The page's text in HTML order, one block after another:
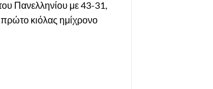
Πανελληνίου με 43-31,
κιόλας ημίχρονο